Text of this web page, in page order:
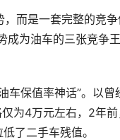
而是一套完整的竞
为油车的三张竞争王
保值率神话”。以曾
为4万元左右，2年
了二手车残值。